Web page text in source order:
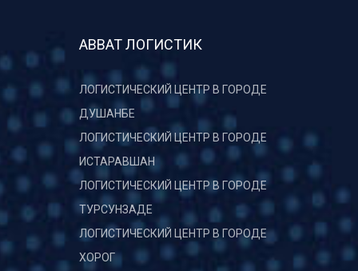
АВВАТ ЛОГИСТИК
ЛОГИСТИЧЕСКИЙ ЦЕНТР В ГОРОДЕ
ДУШАНБЕ
ЛОГИСТИЧЕСКИЙ ЦЕНТР В ГОРОДЕ
ИСТАРАВШАН
ЛОГИСТИЧЕСКИЙ ЦЕНТР В ГОРОДЕ
ТУРСУНЗАДЕ
ЛОГИСТИЧЕСКИЙ ЦЕНТР В ГОРОДЕ
ХОРОГ